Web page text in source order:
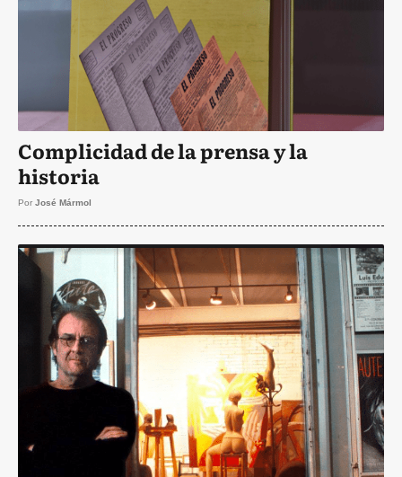
Complicidad de la prensa y la
historia
Por José Mármol